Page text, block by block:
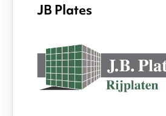
JB Plates